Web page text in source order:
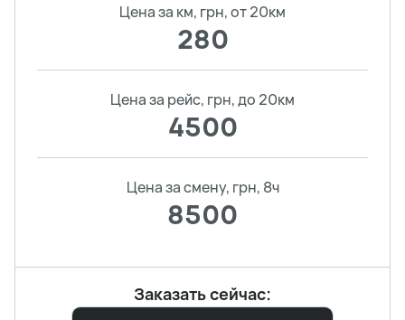
Цена за км, грн, от 20км
280
Цена за рейс, грн, до 20км
4500
Цена за смену, грн, 8ч
8500
Заказать сейчас: